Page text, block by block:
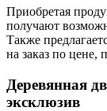
Приобретая
получают
Также
на заказ по цене,
Деревянная
эксклюзив